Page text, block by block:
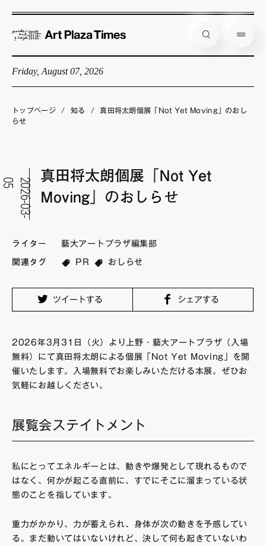
Friday, August 07, 2026
企画展情報
アーティスト
店舗からのお知らせ
トップページ / 知る /
真田将太朗個展「Not Yet Moving」のおし
らせ
2
0
2
6
-
0
3
-
0
5
真田将太朗個展「Not Yet
Moving」のおしらせ
ライター 藝大アートプラザ編集部
関連タグ PR おしらせ
ツイートする シェアする
2026年3月31日（火）より上野・藝大アートプラザ（入場
無料）にて真田将太朗による個展「Not Yet Moving」を開
催いたします。入場無料でお楽しみいただける本展。ぜひお
気軽にお越しください。
展覧会ステイトメント
私にとってエネルギーとは、動きや爆発として現れるもので
はなく、何かが起こる直前に、すでにそこに溜まっている状
態のことを指しています。
重力がかかり、力が蓄えられ、身体が次の動きを予感してい
る。まだ動いてはいないけれど、決して何も起きていないわ